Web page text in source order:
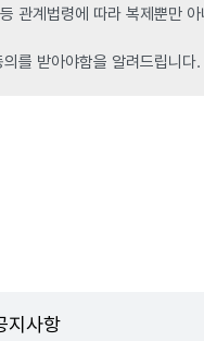
관계법령에 따라 복제뿐만
를 받아야함을 알려드립니다.
지사항